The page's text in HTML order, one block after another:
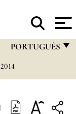
PORTUGUÊS
FRANÇAIS
ITALIANO
2014